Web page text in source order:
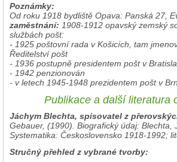
Poznámky:
Od roku 1918 bydliště Opava: Panská 27,
zaměstnání: 1908-1912 opavský zemský
službách pošt:
- 1925 poštovní rada v Košicích, tam
Ředitelství pošt
- 1936 postupně presidentem pošt v
- 1942 penzionován
- v letech 1945-1948 prezidentem pošt v
Publikace a další literatura
Jáchym Blechta, spisovatel z
Gebauer, (1990). Biografický údaj: Blechta,
Systematika: Československo 1918-1992;
Stručný přehled z vybrané tvorby: